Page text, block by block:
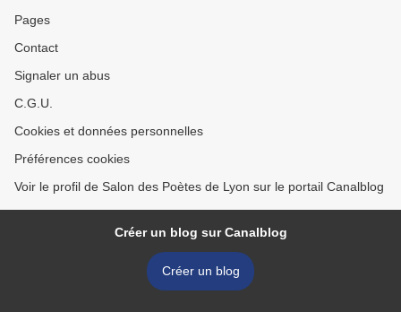
Pages
Contact
Signaler un abus
C.G.U.
Cookies et données personnelles
Préférences cookies
Voir le profil de Salon des Poètes de Lyon sur le portail Canalblog
Créer un blog sur Canalblog
Créer un blog